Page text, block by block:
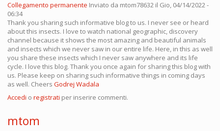
Collegamento permanente Inviato da mtom78632 il Gio, 04/14/2022 -
06:34
Thank you sharing such informative blog to us. I never see or heard
about this insects. I love to watch national geographic, discovery
channel because it shows the most amazing and beautiful animals
and insects which we never saw in our entire life. Here, in this as well
you share these insects which I never saw anywhere and its life
cycle. I love this blog. Thank you once again for sharing this blog with
us. Please keep on sharing such informative things in coming days
as well. Cheers Godrej Wadala
Accedi o registrati per inserire commenti.
mtom